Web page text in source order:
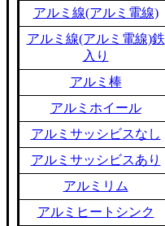
アルミ線(アルミ電線)
アルミ線(アルミ電線)鉄
入り
アルミ棒
アルミホイール
アルミサッシビスなし
アルミサッシビスあり
アルミリム
アルミヒートシンク